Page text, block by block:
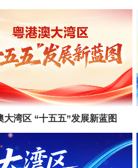
大湾区 “十五五”发展新蓝图